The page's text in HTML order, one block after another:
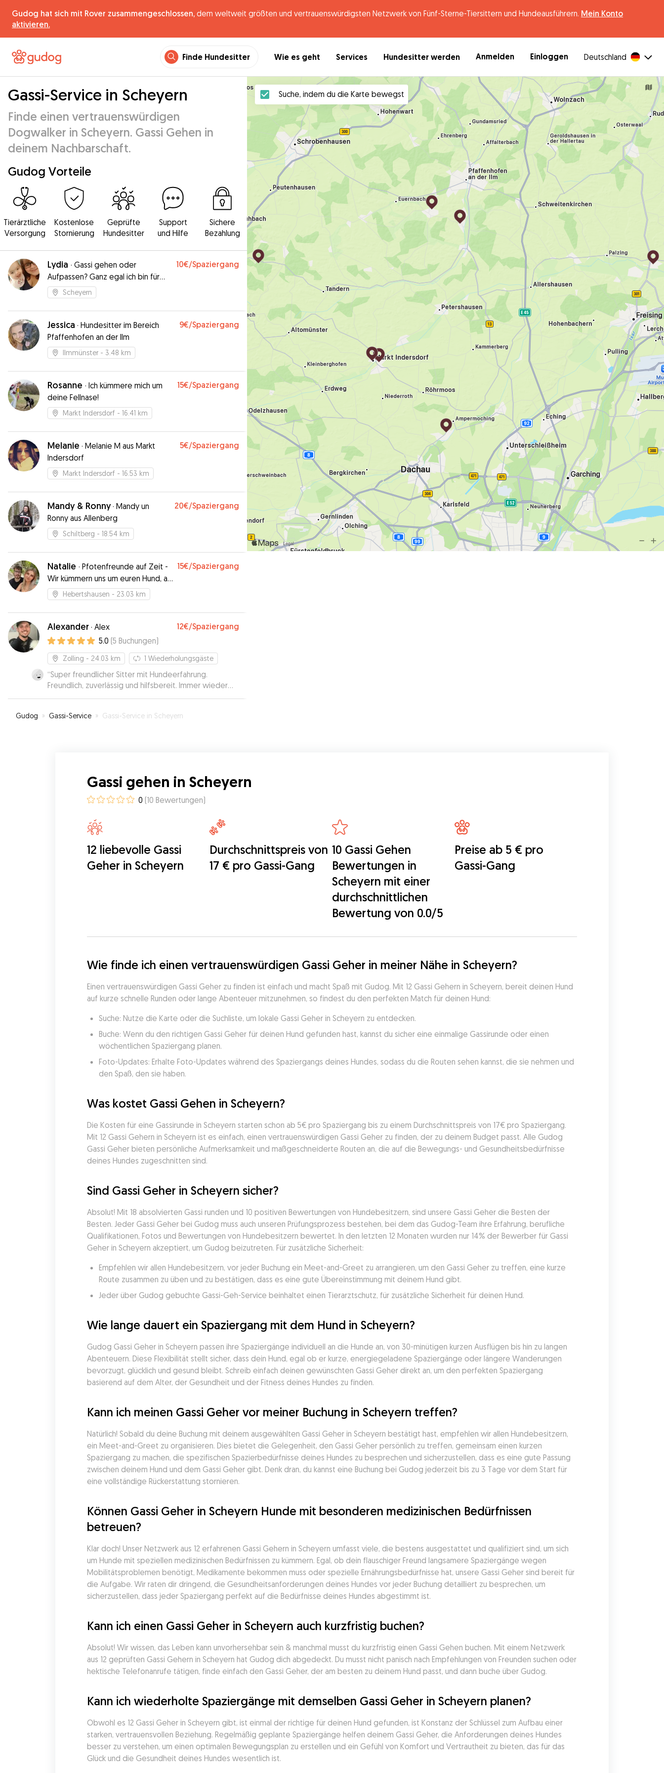
Gudog hat sich mit Rover zusammengeschlossen, dem weltweit größten und vertrauenswürdigsten Netzwerk von Fünf-Sterne-Tiersittern und Hundeausführern. Mein Konto
aktivieren.
Finde Hundesitter Wie es geht Services Hundesitter werden Anmelden Einloggen Deutschland
Gassi-Service in Scheyern
Finde einen vertrauenswürdigen
Dogwalker in Scheyern. Gassi Gehen in
deinem Nachbarschaft.
Gudog Vorteile
Tierärztliche
Versorgung
Kostenlose
Stornierung
Geprüfte
Hundesitter
Support
und Hilfe
Sichere
Bezahlung
Lydia · Gassi gehen oder
Aufpassen? Ganz egal ich bin für
ihren Hund da :-)
10€/Spaziergang
Scheyern
Jessica · Hundesitter im Bereich
Pfaffenhofen an der Ilm
9€/Spaziergang
Ilmmünster - 3.48 km
Rosanne · Ich kümmere mich um
deine Fellnase!
15€/Spaziergang
Markt Indersdorf - 16.41 km
Melanie · Melanie M aus Markt
Indersdorf
5€/Spaziergang
Markt Indersdorf - 16.53 km
Mandy & Ronny· Mandy un
Ronny aus Allenberg
20€/Spaziergang
Schiltberg - 18.54 km
Natalie · Pfotenfreunde auf Zeit -
Wir kümmern uns um euren Hund, als
wäre es unser eigener!
15€/Spaziergang
Hebertshausen - 23.03 km
Alexander · Alex 12€/Spaziergang
5.0 (5 Buchungen)
Zolling - 24.03 km 1 Wiederholungsgäste
“Super freundlicher Sitter mit Hundeerfahrung.
Freundlich, zuverlässig und hilfsbereit. Immer wieder
gerne!”
Gudog » Gassi-Service » Gassi-Service in Scheyern
Suche, indem du die Karte bewegst
Gassi gehen in Scheyern
0 (10 Bewertungen)
12 liebevolle Gassi
Geher in Scheyern
Durchschnittspreis von
17 € pro Gassi-Gang
10 Gassi Gehen
Bewertungen in
Scheyern mit einer
durchschnittlichen
Bewertung von 0.0/5
Preise ab 5 € pro
Gassi-Gang
Wie finde ich einen vertrauenswürdigen Gassi Geher in meiner Nähe in Scheyern?
Einen vertrauenswürdigen Gassi Geher zu finden ist einfach und macht Spaß mit Gudog. Mit 12 Gassi Gehern in Scheyern, bereit deinen Hund
auf kurze schnelle Runden oder lange Abenteuer mitzunehmen, so findest du den perfekten Match für deinen Hund:
Suche: Nutze die Karte oder die Suchliste, um lokale Gassi Geher in Scheyern zu entdecken.
Buche: Wenn du den richtigen Gassi Geher für deinen Hund gefunden hast, kannst du sicher eine einmalige Gassirunde oder einen
wöchentlichen Spaziergang planen.
Foto-Updates: Erhalte Foto-Updates während des Spaziergangs deines Hundes, sodass du die Routen sehen kannst, die sie nehmen und
den Spaß, den sie haben.
Was kostet Gassi Gehen in Scheyern?
Die Kosten für eine Gassirunde in Scheyern starten schon ab 5€ pro Spaziergang bis zu einem Durchschnittspreis von 17€ pro Spaziergang.
Mit 12 Gassi Gehern in Scheyern ist es einfach, einen vertrauenswürdigen Gassi Geher zu finden, der zu deinem Budget passt. Alle Gudog
Gassi Geher bieten persönliche Aufmerksamkeit und maßgeschneiderte Routen an, die auf die Bewegungs- und Gesundheitsbedürfnisse
deines Hundes zugeschnitten sind.
Sind Gassi Geher in Scheyern sicher?
Absolut! Mit 18 absolvierten Gassi runden und 10 positiven Bewertungen von Hundebesitzern, sind unsere Gassi Geher die Besten der
Besten. Jeder Gassi Geher bei Gudog muss auch unseren Prüfungsprozess bestehen, bei dem das Gudog-Team ihre Erfahrung, berufliche
Qualifikationen, Fotos und Bewertungen von Hundebesitzern bewertet. In den letzten 12 Monaten wurden nur 14% der Bewerber für Gassi
Geher in Scheyern akzeptiert, um Gudog beizutreten. Für zusätzliche Sicherheit:
Empfehlen wir allen Hundebesitzern, vor jeder Buchung ein Meet-and-Greet zu arrangieren, um den Gassi Geher zu treffen, eine kurze
Route zusammen zu üben und zu bestätigen, dass es eine gute Übereinstimmung mit deinem Hund gibt.
Jeder über Gudog gebuchte Gassi-Geh-Service beinhaltet einen Tierarztschutz, für zusätzliche Sicherheit für deinen Hund.
Wie lange dauert ein Spaziergang mit dem Hund in Scheyern?
Gudog Gassi Geher in Scheyern passen ihre Spaziergänge individuell an die Hunde an, von 30-minütigen kurzen Ausflügen bis hin zu langen
Abenteuern. Diese Flexibilität stellt sicher, dass dein Hund, egal ob er kurze, energiegeladene Spaziergänge oder längere Wanderungen
bevorzugt, glücklich und gesund bleibt. Schreib einfach deinen gewünschten Gassi Geher direkt an, um den perfekten Spaziergang
basierend auf dem Alter, der Gesundheit und der Fitness deines Hundes zu finden.
Kann ich meinen Gassi Geher vor meiner Buchung in Scheyern treffen?
Natürlich! Sobald du deine Buchung mit deinem ausgewählten Gassi Geher in Scheyern bestätigt hast, empfehlen wir allen Hundebesitzern,
ein Meet-and-Greet zu organisieren. Dies bietet die Gelegenheit, den Gassi Geher persönlich zu treffen, gemeinsam einen kurzen
Spaziergang zu machen, die spezifischen Spazierbedürfnisse deines Hundes zu besprechen und sicherzustellen, dass es eine gute Passung
zwischen deinem Hund und dem Gassi Geher gibt. Denk dran, du kannst eine Buchung bei Gudog jederzeit bis zu 3 Tage vor dem Start für
eine vollständige Rückerstattung stornieren.
Können Gassi Geher in Scheyern Hunde mit besonderen medizinischen Bedürfnissen
betreuen?
Klar doch! Unser Netzwerk aus 12 erfahrenen Gassi Gehern in Scheyern umfasst viele, die bestens ausgestattet und qualifiziert sind, um sich
um Hunde mit speziellen medizinischen Bedürfnissen zu kümmern. Egal, ob dein flauschiger Freund langsamere Spaziergänge wegen
Mobilitätsproblemen benötigt, Medikamente bekommen muss oder spezielle Ernährungsbedürfnisse hat, unsere Gassi Geher sind bereit für
die Aufgabe. Wir raten dir dringend, die Gesundheitsanforderungen deines Hundes vor jeder Buchung detailliert zu besprechen, um
sicherzustellen, dass jeder Spaziergang perfekt auf die Bedürfnisse deines Hundes abgestimmt ist.
Kann ich einen Gassi Geher in Scheyern auch kurzfristig buchen?
Absolut! Wir wissen, das Leben kann unvorhersehbar sein & manchmal musst du kurzfristig einen Gassi Gehen buchen. Mit einem Netzwerk
aus 12 geprüften Gassi Gehern in Scheyern hat Gudog dich abgedeckt. Du musst nicht panisch nach Empfehlungen von Freunden suchen oder
hektische Telefonanrufe tätigen, finde einfach den Gassi Geher, der am besten zu deinem Hund passt, und dann buche über Gudog.
Kann ich wiederholte Spaziergänge mit demselben Gassi Geher in Scheyern planen?
Obwohl es 12 Gassi Geher in Scheyern gibt, ist einmal der richtige für deinen Hund gefunden, ist Konstanz der Schlüssel zum Aufbau einer
starken, vertrauensvollen Beziehung. Regelmäßig geplante Spaziergänge helfen deinem Gassi Geher, die Anforderungen deines Hundes
besser zu verstehen, um einen optimalen Bewegungsplan zu erstellen und ein Gefühl von Komfort und Vertrautheit zu bieten, das für das
Glück und die Gesundheit deines Hundes wesentlich ist.